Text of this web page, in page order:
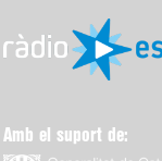
Amb el suport de: